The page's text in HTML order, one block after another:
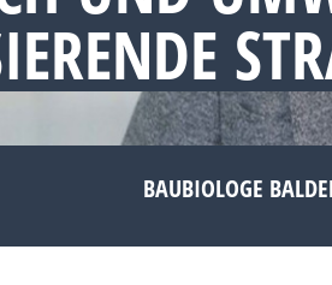
BAUBIOLOGE